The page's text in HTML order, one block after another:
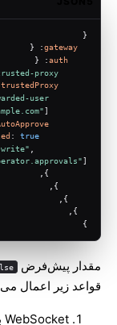
{
gateway
: {
auth
: {
proxy"
trustedProxy
user"
],
: true
],
}
مقدار پیش‌فرض
قواعد زیر اعمال
WebSocket باید از طریق روش